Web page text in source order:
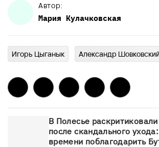
Автор:
Мария Кулачковская
Игорь Цыганык Александр
В Полесье
после скандального
времени поблагодарить